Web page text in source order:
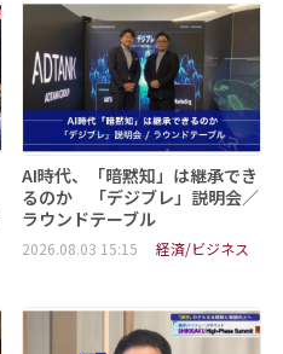
AI時代、「暗黙知」は継承でき
るのか 「デジブレ」説明会／
ラウンドテーブル
2026.08.03 15:15 経済/ビジネス